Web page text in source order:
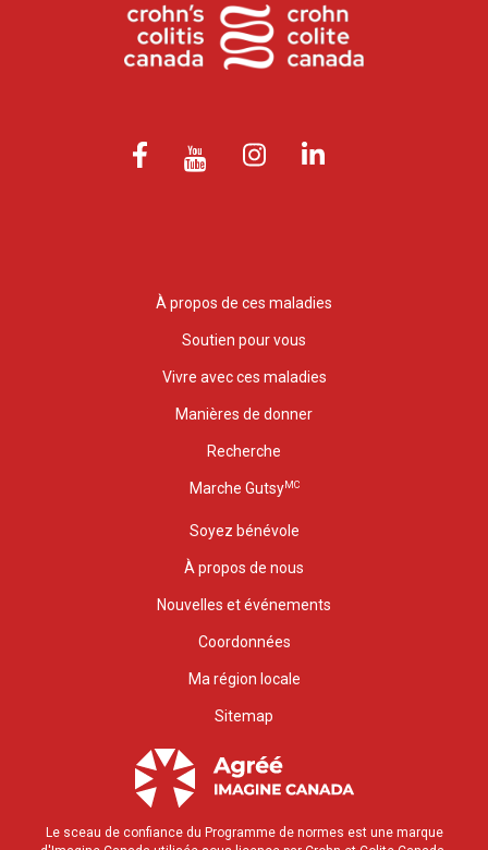
À propos de ces maladies
Soutien pour vous
Vivre avec ces maladies
Manières de donner
Recherche
Marche GutsyMC
Soyez bénévole
À propos de nous
Nouvelles et événements
Coordonnées
Ma région locale
Sitemap
Le sceau de confiance du Programme de normes est une marque